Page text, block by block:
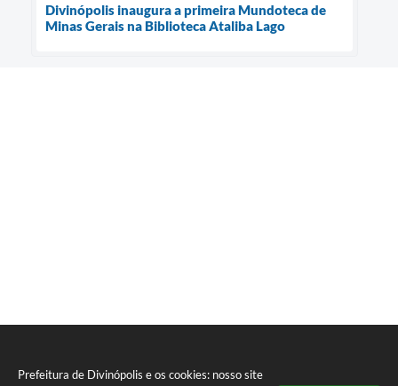
Prefeitura de Divinópolis e os cookies: nosso site
Divinópolis inaugura a primeira Mundoteca de
Minas Gerais na Biblioteca Ataliba Lago